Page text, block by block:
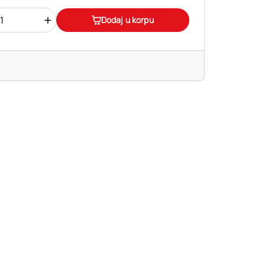
+ Dodaj u korpu